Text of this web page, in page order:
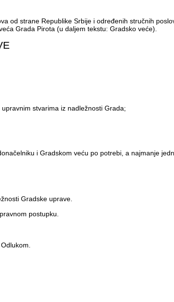
od strane Republike Srbije i određenih stručnih
Grada Pirota (u daljem tekstu: Gradsko veće).
stvarima iz nadležnosti Grada;
i Gradskom veću po potrebi, a najmanje
Gradske uprave.
postupku.